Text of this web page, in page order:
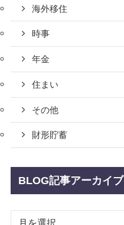
海外移住
時事
年金
住まい
その他
財形貯蓄
BLOG記事アーカイブ
BLOG